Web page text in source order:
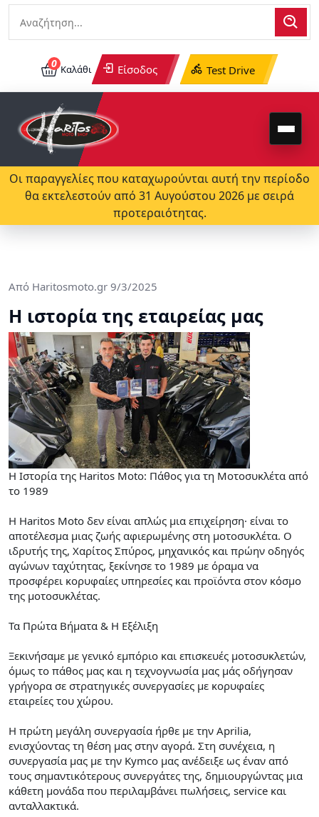
0 Καλάθι Είσοδος Test Drive
Οι παραγγελίες που καταχωρούνται αυτή την περίοδο
θα εκτελεστούν από 31 Αυγούστου 2026 με σειρά
προτεραιότητας.
Από Haritosmoto.gr 9/3/2025
Η ιστορία της εταιρείας μας
Η Ιστορία της Haritos Moto: Πάθος για τη Μοτοσυκλέτα από
το 1989
Η Haritos Moto δεν είναι απλώς μια επιχείρηση· είναι το
αποτέλεσμα μιας ζωής αφιερωμένης στη μοτοσυκλέτα. Ο
ιδρυτής της, Χαρίτος Σπύρος, μηχανικός και πρώην οδηγός
αγώνων ταχύτητας, ξεκίνησε το 1989 με όραμα να
προσφέρει κορυφαίες υπηρεσίες και προϊόντα στον κόσμο
της μοτοσυκλέτας.
Τα Πρώτα Βήματα & Η Εξέλιξη
Ξεκινήσαμε με γενικό εμπόριο και επισκευές μοτοσυκλετών,
όμως το πάθος μας και η τεχνογνωσία μας μάς οδήγησαν
γρήγορα σε στρατηγικές συνεργασίες με κορυφαίες
εταιρείες του χώρου.
Η πρώτη μεγάλη συνεργασία ήρθε με την Aprilia,
ενισχύοντας τη θέση μας στην αγορά. Στη συνέχεια, η
συνεργασία μας με την Kymco μας ανέδειξε ως έναν από
τους σημαντικότερους συνεργάτες της, δημιουργώντας μια
κάθετη μονάδα που περιλαμβάνει πωλήσεις, service και
ανταλλακτικά.